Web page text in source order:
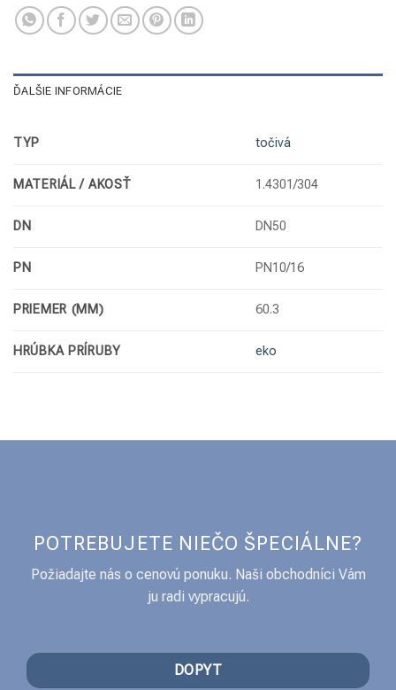
ĎALŠIE INFORMÁCIE
TYP točivá
MATERIÁL / AKOSŤ 1.4301/304
DN DN50
PN PN10/16
PRIEMER (MM) 60.3
HRÚBKA PRÍRUBY eko
POTREBUJETE NIEČO ŠPECIÁLNE?
Požiadajte nás o cenovú ponuku. Naši obchodníci Vám
ju radi vypracujú.
DOPYT